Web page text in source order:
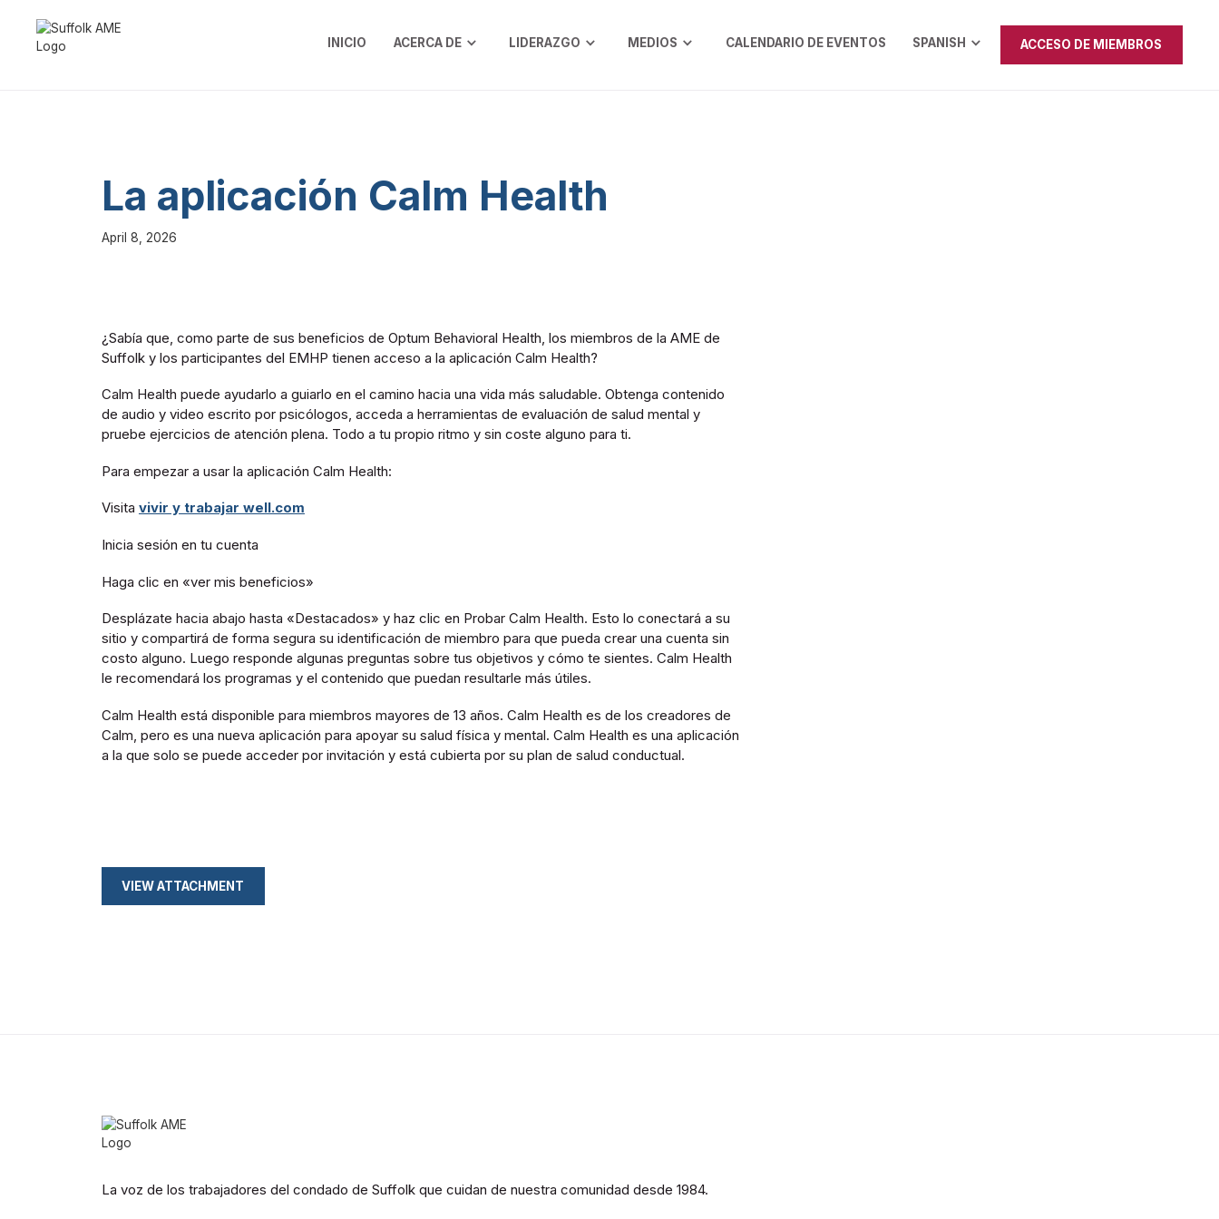
INICIO ACERCA DE LIDERAZGO MEDIOS CALENDARIO DE EVENTOS SPANISH ACCESO DE MIEMBROS
La aplicación Calm Health
April 8, 2026
¿Sabía que, como parte de sus beneficios de Optum Behavioral Health, los miembros de la AME de
Suffolk y los participantes del EMHP tienen acceso a la aplicación Calm Health?
Calm Health puede ayudarlo a guiarlo en el camino hacia una vida más saludable. Obtenga contenido
de audio y video escrito por psicólogos, acceda a herramientas de evaluación de salud mental y
pruebe ejercicios de atención plena. Todo a tu propio ritmo y sin coste alguno para ti.
Para empezar a usar la aplicación Calm Health:
Visita vivir y trabajar well.com
Inicia sesión en tu cuenta
Haga clic en «ver mis beneficios»
Desplázate hacia abajo hasta «Destacados» y haz clic en Probar Calm Health. Esto lo conectará a su
sitio y compartirá de forma segura su identificación de miembro para que pueda crear una cuenta sin
costo alguno. Luego responde algunas preguntas sobre tus objetivos y cómo te sientes. Calm Health
le recomendará los programas y el contenido que puedan resultarle más útiles.
Calm Health está disponible para miembros mayores de 13 años. Calm Health es de los creadores de
Calm, pero es una nueva aplicación para apoyar su salud física y mental. Calm Health es una aplicación
a la que solo se puede acceder por invitación y está cubierta por su plan de salud conductual.
VIEW ATTACHMENT
La voz de los trabajadores del condado de Suffolk que cuidan de nuestra comunidad desde 1984.